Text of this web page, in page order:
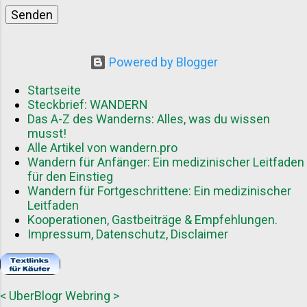
Powered by Blogger
Startseite
Steckbrief: WANDERN
Das A-Z des Wanderns: Alles, was du wissen
musst!
Alle Artikel von wandern.pro
Wandern für Anfänger: Ein medizinischer Leitfaden
für den Einstieg
Wandern für Fortgeschrittene: Ein medizinischer
Leitfaden
Kooperationen, Gastbeiträge & Empfehlungen.
Impressum, Datenschutz, Disclaimer
< UberBlogr Webring >